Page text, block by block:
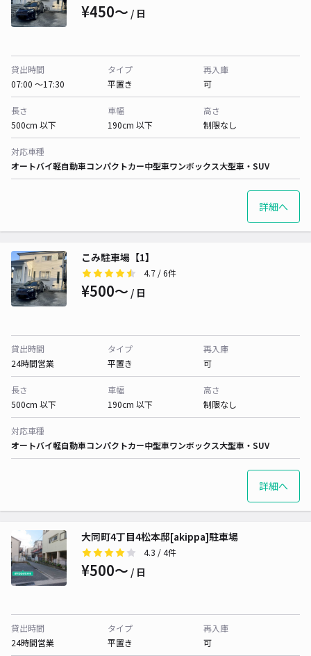
¥450〜 / 日
貸出時間
07:00 〜17:30
タイプ
平置き
再入庫
可
長さ
500cm 以下
車幅
190cm 以下
高さ
制限なし
対応車種
オートバイ軽自動車コンパクトカー中型車ワンボックス大型車・SUV
詳細へ
こみ駐車場【1】
4.7 / 6件
¥500〜 / 日
貸出時間
24時間営業
タイプ
平置き
再入庫
可
長さ
500cm 以下
車幅
190cm 以下
高さ
制限なし
対応車種
オートバイ軽自動車コンパクトカー中型車ワンボックス大型車・SUV
詳細へ
大同町4丁目4松本邸[akippa]駐車場
4.3 / 4件
¥500〜 / 日
貸出時間
24時間営業
タイプ
平置き
再入庫
可